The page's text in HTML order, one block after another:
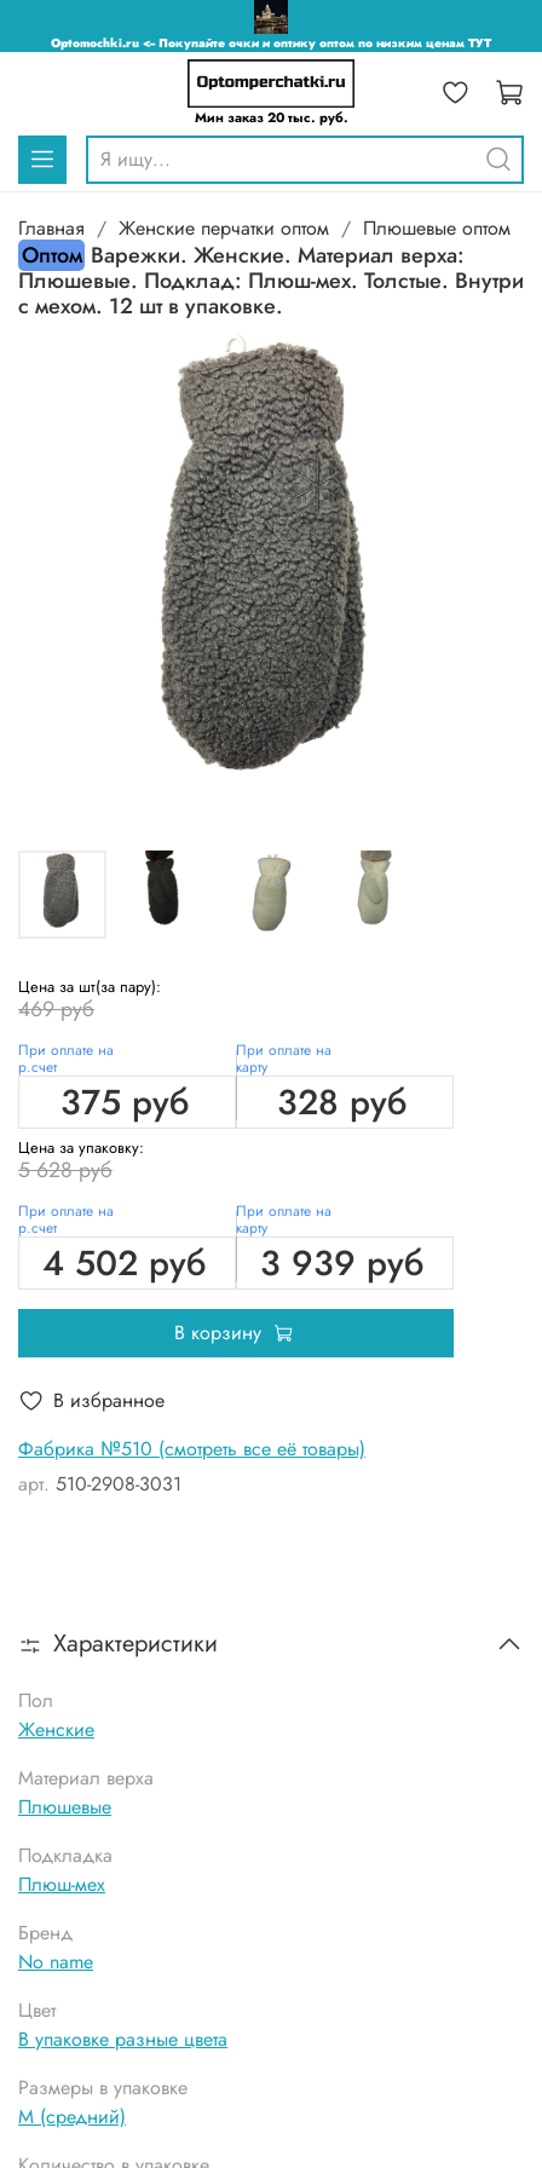
Optomochki.ru <-- Покупайте очки и оптику оптом по низким ценам ТУТ
Мин заказ 20 тыс. руб.
Главная Женские перчатки оптом Плюшевые оптом
Оптом Варежки. Женские. Материал верха:
Плюшевые. Подклад: Плюш-мех. Толстые. Внутри
с мехом. 12 шт в упаковке.
Фабрика №510 (смотреть все её товары)
арт. 510-2908-3031
Цена за шт(за пару):
469 руб
При оплате на
р.счет
375 руб
При оплате на
карту
328 руб
Цена за упаковку:
5 628 руб
При оплате на
р.счет
4 502 руб
При оплате на
карту
3 939 руб
В корзину
В избранное
Характеристики
Пол
Женские
Материал верха
Плюшевые
Подкладка
Плюш-мех
Бренд
No name
Цвет
В упаковке разные цвета
Размеры в упаковке
М (средний)